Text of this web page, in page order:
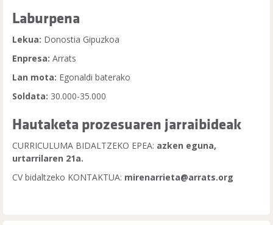
Laburpena
Lekua: Donostia Gipuzkoa
Enpresa: Arrats
Lan mota: Egonaldi baterako
Soldata: 30.000-35.000
Hautaketa prozesuaren jarraibideak
CURRICULUMA BIDALTZEKO EPEA: azken eguna,
urtarrilaren 21a.
CV bidaltzeko KONTAKTUA: mirenarrieta@arrats.org